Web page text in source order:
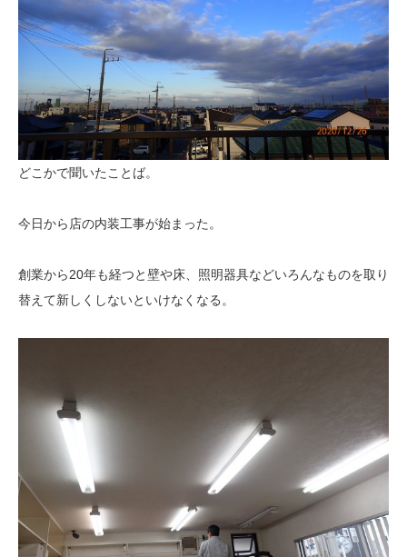
どこかで聞いたことば。
今日から店の内装工事が始まった。
創業から20年も経つと壁や床、照明器具などいろんなものを取り
替えて新しくしないといけなくなる。